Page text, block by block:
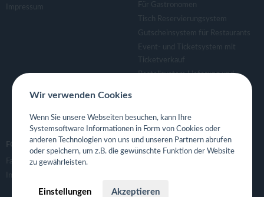
Impressum
Für Gastronomen
Tisch Reservierungsystem
Gutscheinsystem für Restaurants
Event- und Ticketsystem mit
Ticketverkauf
Bestellsystem Lieferung und
Eigene App für Restaurant
FOLGE UNS
Facebook
Instagram
Wir verwenden Cookies
Wenn Sie unsere Webseiten besuchen, kann Ihre
Systemsoftware Informationen in Form von Cookies oder
anderen Technologien von uns und unseren Partnern abrufen
oder speichern, um z.B. die gewünschte Funktion der Website
zu gewährleisten.
Einstellungen Akzeptieren